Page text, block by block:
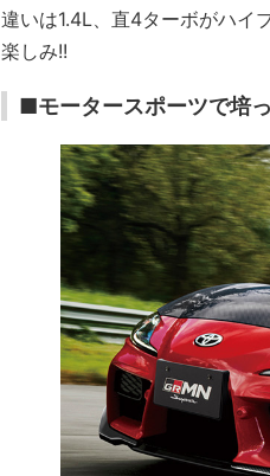
違いは1.4L、直4ターボがハイ
楽しみ!!
■モータースポーツで培